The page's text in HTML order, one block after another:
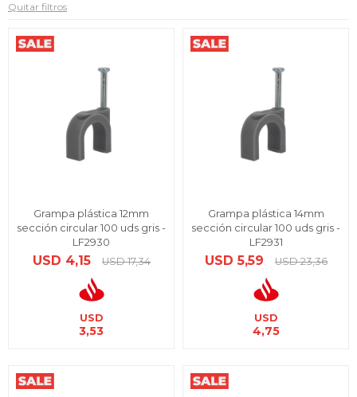
Quitar filtros
Grampa plástica 12mm
sección circular 100 uds gris -
LF2930
USD 4,15 USD 17,34
USD
3,53
Grampa plástica 14mm
sección circular 100 uds gris -
LF2931
USD 5,59 USD 23,36
USD
4,75